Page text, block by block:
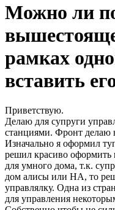
Можно ли
рамках
вставить
Приветствую.
Делаю для супруги
станциями. Фронт делаю
Изначально я оформил
решил красиво оформить
для умного дома, т.к.
дом алисы или HA, то
управлялку. Одна из
для управления